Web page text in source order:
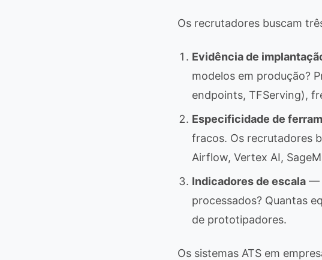
Os recrutadores buscam
Evidência de
modelos em produção?
endpoints, TFServing),
Especificidade de
fracos. Os recrutadores
Airflow, Vertex AI,
Indicadores de escala —
processados? Quantas
de prototipadores.
Os sistemas ATS em